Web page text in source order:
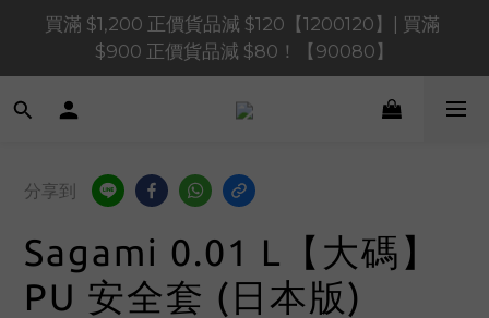
買滿 $1,200 正價貨品減 $120【1200120】| 買滿
$900 正價貨品減 $80！【90080】
買滿 $1,200 正價貨品減 $120【1200120】| 買滿
$900 正價貨品減 $80！【90080】
買滿 $600 正價貨品減 $40【60040】| 買滿 $400 正
📢 系統維護通知 – SHOPLINE Payments FPS將於
2026 年 8 月 9 日（日）凌晨 01:00 至 11:00 暫停交易
買滿 $1,200 正價貨品減 $120【1200120】| 買滿
$900 正價貨品減 $80！【90080】
分享到
Sagami 0.01 L【大碼】
PU 安全套 (日本版)